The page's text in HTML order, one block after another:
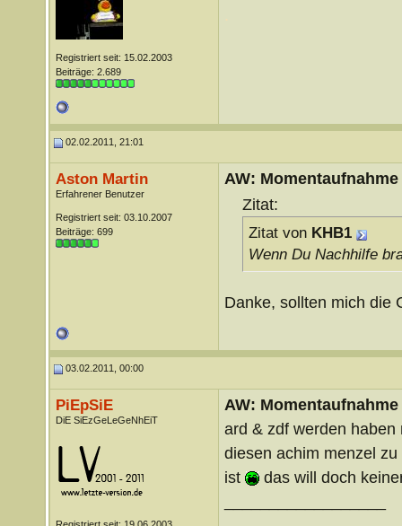
Registriert seit: 15.02.2003
Beiträge: 2.689
02.02.2011, 21:01
Aston Martin
Erfahrener Benutzer
Registriert seit: 03.10.2007
Beiträge: 699
AW: Momentaufnahme
Zitat:
Zitat von KHB1
Wenn Du Nachhilfe
Danke, sollten mich die
03.02.2011, 00:00
PiEpSiE
DiE SiEzGeLeGeNhEiT
AW: Momentaufnahme
ard & zdf werden
diesen achim menzel
ist
das will doch